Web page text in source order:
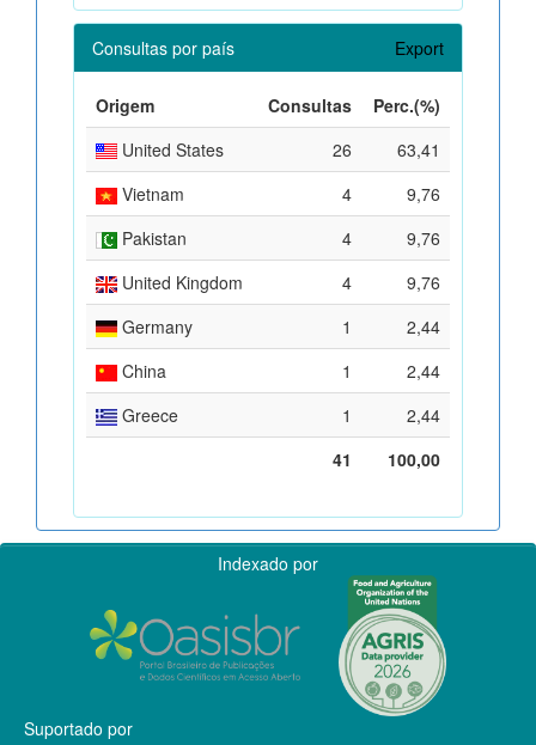
Consultas por país Export
Origem Consultas
Perc.(%)
United States
26
63,41
Vietnam
4
9,76
Pakistan
4
9,76
United Kingdom
4
9,76
Germany
1
2,44
China
1
2,44
Greece
1
2,44
41
100,00
Indexado por
Suportado por